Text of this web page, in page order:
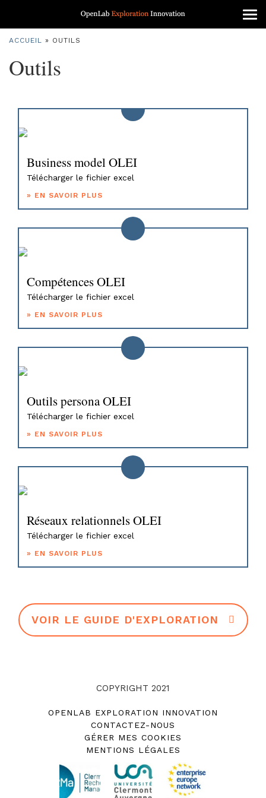
ACCUEIL » OUTILS
Outils
Business model OLEI
Télécharger le fichier excel
Compétences OLEI
Télécharger le fichier excel
Outils persona OLEI
Télécharger le fichier excel
Réseaux relationnels OLEI
Télécharger le fichier excel
VOIR LE GUIDE D'EXPLORATION
COPYRIGHT 2021
OPENLAB EXPLORATION INNOVATION
CONTACTEZ-NOUS
GÉRER MES COOKIES
MENTIONS LÉGALES